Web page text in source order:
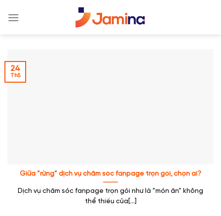
Giữa “rừng” dịch vụ chăm sóc fanpage trọn gói, chọn ai?
Dịch vụ chăm sóc fanpage trọn gói như là “món ăn” không
thể thiếu của[...]
24
Th5